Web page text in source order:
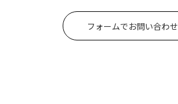
フォームでお問い合わせ